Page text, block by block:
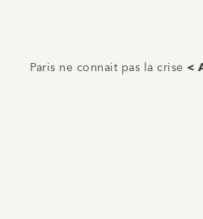
Paris ne connait pas la crise <